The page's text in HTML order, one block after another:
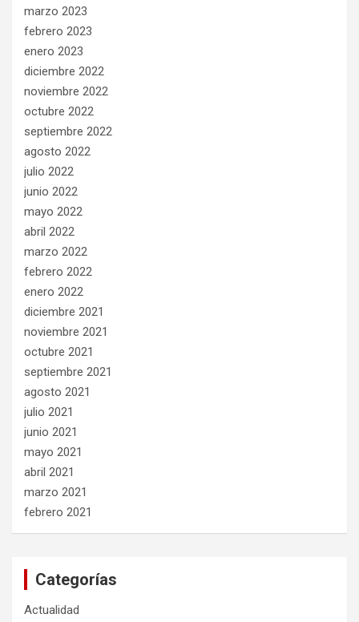
marzo 2023
febrero 2023
enero 2023
diciembre 2022
noviembre 2022
octubre 2022
septiembre 2022
agosto 2022
julio 2022
junio 2022
mayo 2022
abril 2022
marzo 2022
febrero 2022
enero 2022
diciembre 2021
noviembre 2021
octubre 2021
septiembre 2021
agosto 2021
julio 2021
junio 2021
mayo 2021
abril 2021
marzo 2021
febrero 2021
Categorías
Actualidad